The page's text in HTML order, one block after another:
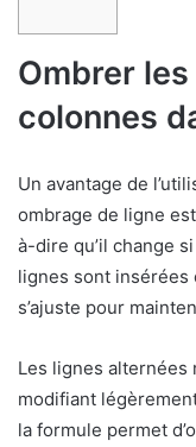
Ombrer
colonnes
Un avantage de
ombrage de ligne
à-dire qu’il change
lignes sont insérées
s’ajuste pour
Les lignes alternées
modifiant
la formule permet